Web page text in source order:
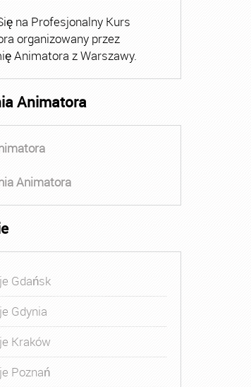
na Profesjonalny Kurs
organizowany przez
Animatora z Warszawy.
Animatora
Animatora
Gdańsk
Gdynia
Kraków
Poznań